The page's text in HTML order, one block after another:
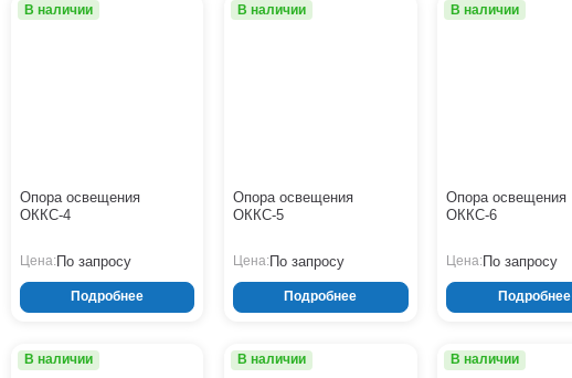
В наличии
Опора освещения
ОККС-4
Цена:По запросу
Подробнее
В наличии
Опора освещения
ОККС-5
Цена:По запросу
Подробнее
В наличии
Опора освещения
ОККС-6
Цена:По запросу
Подробнее
В наличии В наличии В наличии